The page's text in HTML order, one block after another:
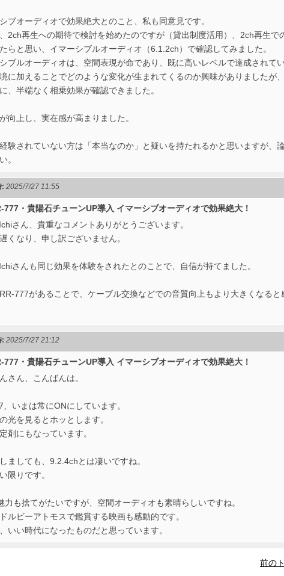
ブオーディオで効果絶大とのこと、私も同意見です。
2ch再生への期待で検討を始めたのですが（貸出制度活用）、2ch再生で
らと思い、イマーシブルオーディオ（6.1.2ch）で確認してみました。
ブルオーディオは、空間表現が命であり、既に高いレベルで達成されてい
に加えることでどのような変化が生まれてくるのか興味がありましたが
、半端なく相乗効果が確認できました。
向上し、実在感が高まりました。
験されていない方は「本当なのか」と疑いを持たれるかと思いますが、
。
: 2025/7/27 11:55
777・貴陽石チューンUP導入 イマーシブオーディオで効果絶大！
さん、貴重なコメントありがとうございます。
くなり、申し訳ございません。
さんも同じ効果を体験をされたとのことで、自信が持てました。
777があることで、ケーブル交換などでの音質向上もより大きくなると
: 2025/7/27 21:12
777・貴陽石チューンUP導入 イマーシブオーディオで効果絶大！
さん、こんばんは。
、いまは常にONにしています。
光を見るとホッとします。
剤にもなっています。
ましても、9.2.4chとは凄いですね。
限りです。
力も捨てがたいですが、空間オーディオも素晴らしいですね。
ルビーアトモスで鑑賞する映画も感動的です。
いい時代になったものだと思っています。
前の